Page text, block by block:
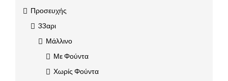
Προσευχής
33αρι
Μάλλινο
Με Φούντα
Χωρίς Φούντα